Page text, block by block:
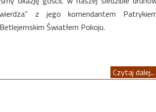
z jego komendantem
Światłem Pokoju.
Czytaj dalej...